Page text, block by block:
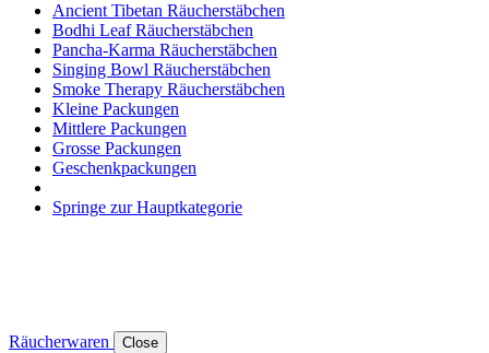
Ancient Tibetan Räucherstäbchen
Bodhi Leaf Räucherstäbchen
Pancha-Karma Räucherstäbchen
Singing Bowl Räucherstäbchen
Smoke Therapy Räucherstäbchen
Kleine Packungen
Mittlere Packungen
Grosse Packungen
Geschenkpackungen
Springe zur Hauptkategorie
Räucherwaren Close